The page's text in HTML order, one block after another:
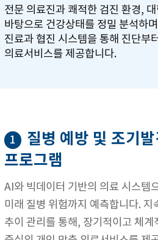
전문 의료진과 쾌적한 검진 환경,
바탕으로 건강상태를 정밀 분석하
진료과 협진 시스템을 통해 진단부
의료서비스를 제공합니다.
1
질병 예방 및 조기
프로그램
AI와 빅데이터 기반의 의료 시스템
미래 질병 위험까지 예측합니다.
추이 관리를 통해, 장기적이고 체